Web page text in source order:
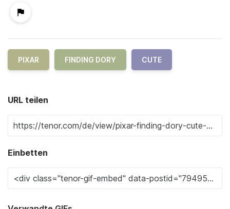
PIXAR FINDING DORY CUTE
URL teilen
Einbetten